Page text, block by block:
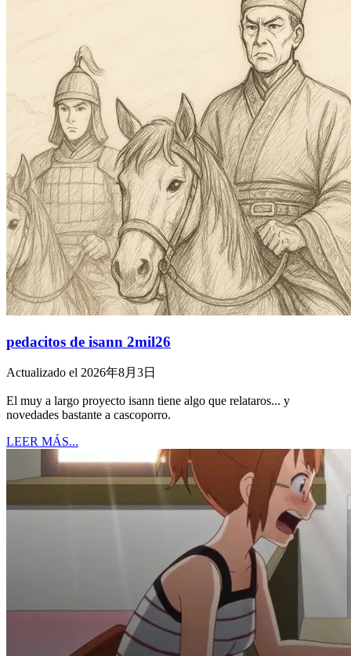
pedacitos de isann 2mil26
Actualizado el 2026年8月3日
El muy a largo proyecto isann tiene algo que relataros... y
novedades bastante a cascoporro.
LEER MÁS...